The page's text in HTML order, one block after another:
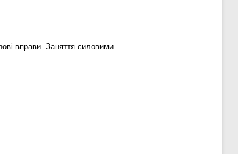
вправи. Заняття силовими